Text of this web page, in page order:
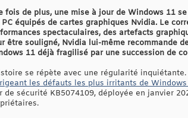
fois de plus, une mise à jour de Windows 11
PC équipés de cartes graphiques Nvidia. Le
spectaculaires, des artefacts
être souligné, Nvidia lui-même recommande
11 déjà fragilisé par une succession de
se répète avec une régularité
les défauts les plus irritants de Windows
de sécurité KB5074109, déployée en janvier